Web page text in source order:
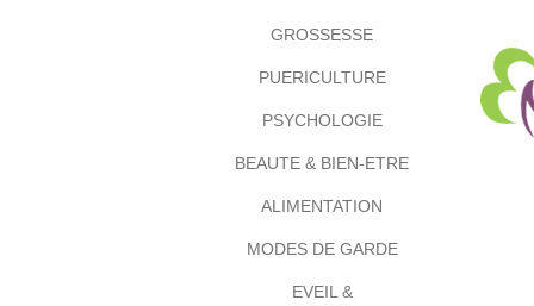
GROSSESSE
PUERICULTURE
PSYCHOLOGIE
BEAUTE & BIEN-ETRE
ALIMENTATION
MODES DE GARDE
EVEIL &